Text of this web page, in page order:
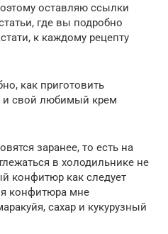
оставляю ссылки
где вы подробно
к каждому рецепту
как приготовить
и свой любимый крем
заранее, то есть на
в холодильнике не
конфитюр как следует
конфитюра мне
сахар и кукурузный